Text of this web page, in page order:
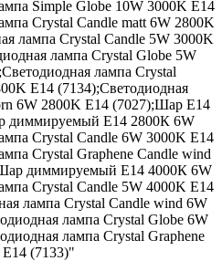
Simple Globe 10W 3000K E14
Crystal Candle matt 6W 2800K
лампа Crystal Candle 5W 3000K
лампа Crystal Globe 5W
лампа Crystal
E14 (7134);Светодиодная
6W 2800K E14 (7027);Шар Е14
диммируемый Е14 2800К 6W
Crystal Candle 6W 3000K E14
Crystal Graphene Candle wind
диммируемый Е14 4000К 6W
Crystal Candle 5W 4000K E14
лампа Crystal Candle wind 6W
лампа Crystal Globe 6W
лампа Crystal Graphene
(7133)"